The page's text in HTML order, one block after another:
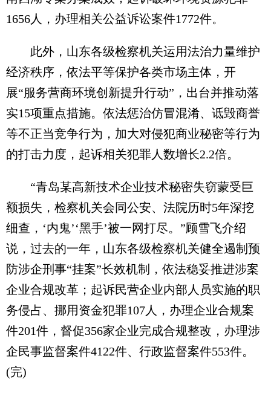
1656人，办理相关公益诉讼案件1772件。
此外，山东各级检察机关运用法治力量维护
经济秩序，依法平等保护各类市场主体，开
展“服务营商环境创新提升行动”，出台并推动落
实15项重点措施。依法惩治仿冒混淆、诋毁商誉
等不正当竞争行为，加大对侵犯商业秘密等行为
的打击力度，起诉相关犯罪人数增长2.2倍。
“青岛某高新技术企业技术秘密失窃蒙受巨
额损失，检察机关会同公安、法院历时5年深挖
细查，‘内鬼’‘黑手’被一网打尽。”顾雪飞介绍
说，过去的一年，山东各级检察机关健全遏制预
防涉企刑事“挂案”长效机制，依法稳妥推进涉案
企业合规改革；起诉民营企业内部人员实施的职
务侵占、挪用资金犯罪107人，办理企业合规案
件201件，督促356家企业完成合规整改，办理涉
企民事监督案件4122件、行政监督案件553件。
(完)